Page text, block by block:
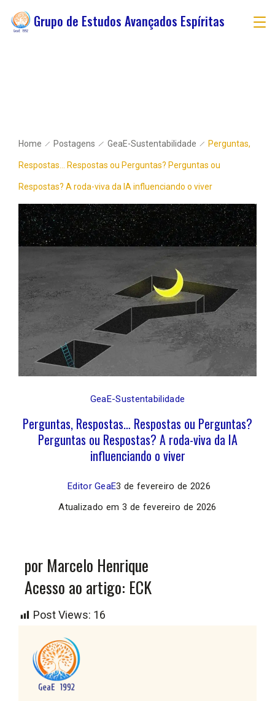
Grupo de Estudos Avançados Espíritas
Home Postagens GeaE-Sustentabilidade Perguntas,
Respostas… Respostas ou Perguntas? Perguntas ou
Respostas? A roda-viva da IA influenciando o viver
GeaE-Sustentabilidade
Perguntas, Respostas… Respostas ou Perguntas?
Perguntas ou Respostas? A roda-viva da IA
influenciando o viver
Editor GeaE3 de fevereiro de 2026
Atualizado em 3 de fevereiro de 2026
por Marcelo Henrique
Acesso ao artigo: ECK
Post Views: 16